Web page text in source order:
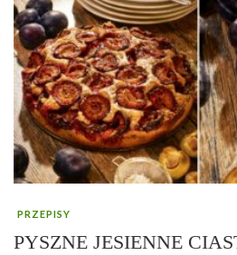
PRZEPISY
PYSZNE JESIENNE